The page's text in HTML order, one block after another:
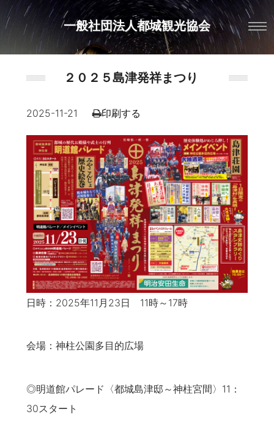
一般社団法人都城観光協会
２０２５島津発祥まつり
2025-11-21 印刷する
日時：2025年11月23日 11時～17時
会場：神柱公園多目的広場
◎明道館パレード〈都城島津邸～神柱宮間〉11：
30スタート